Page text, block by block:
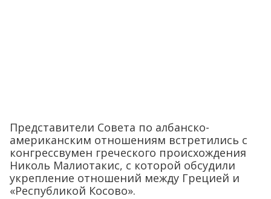
Представители Совета по албанско-
американским отношениям встретились с
конгрессвумен греческого происхождения
Николь Малиотакис, с которой обсудили
укрепление отношений между Грецией и
«Республикой Косово».